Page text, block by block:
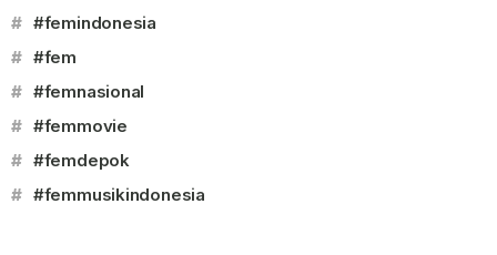
# #femindonesia
# #fem
# #femnasional
# #femmovie
# #femdepok
# #femmusikindonesia